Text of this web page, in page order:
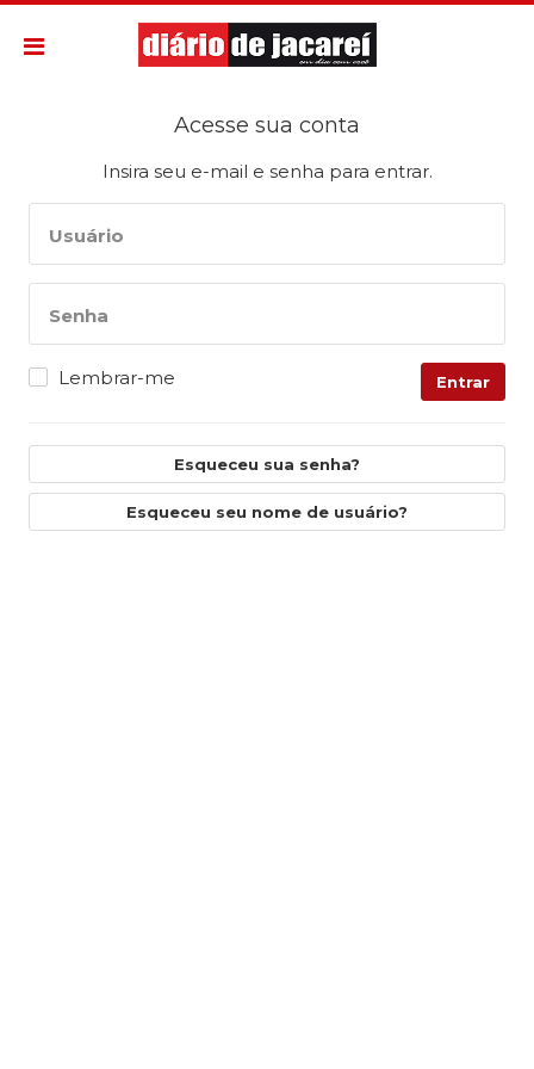
Acesse sua conta
Insira seu e-mail e senha para entrar.
Usuário
Senha
Lembrar-me Entrar
Esqueceu sua senha?
Esqueceu seu nome de usuário?